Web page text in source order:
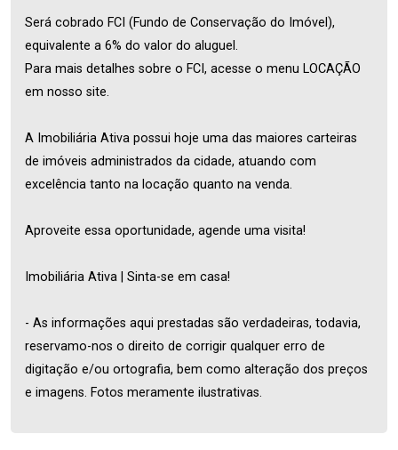
Será cobrado FCI (Fundo de Conservação do Imóvel),
equivalente a 6% do valor do aluguel.
Para mais detalhes sobre o FCI, acesse o menu LOCAÇÃO
em nosso site.
A Imobiliária Ativa possui hoje uma das maiores carteiras
de imóveis administrados da cidade, atuando com
excelência tanto na locação quanto na venda.
Aproveite essa oportunidade, agende uma visita!
Imobiliária Ativa | Sinta-se em casa!
- As informações aqui prestadas são verdadeiras, todavia,
reservamo-nos o direito de corrigir qualquer erro de
digitação e/ou ortografia, bem como alteração dos preços
e imagens. Fotos meramente ilustrativas.